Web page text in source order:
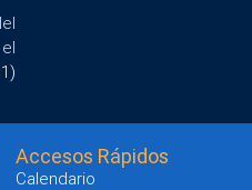
Accesos Rápidos
Calendario